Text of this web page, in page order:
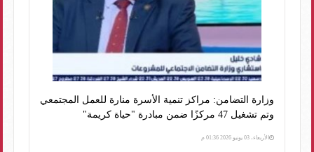
وزارة التضامن: مراكز تنمية الأسرة منارة للعمل المجتمعي
وتم تشغيل 47 مركزًا ضمن مبادرة "حياة كريمة"
الأربعاء، 03 يونيو 2026 01:36 م